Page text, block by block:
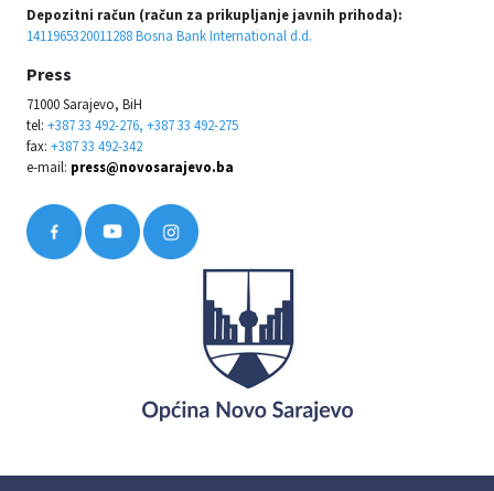
Depozitni račun (račun za prikupljanje javnih prihoda):
1411965320011288 Bosna Bank International d.d.
Press
71000 Sarajevo, BiH
tel: +387 33 492-276, +387 33 492-275
fax: +387 33 492-342
e-mail: press@novosarajevo.ba